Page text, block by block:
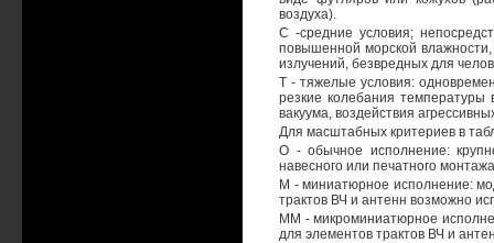
воздуха).
С -средние условия;
повышенной морской влажности,
излучений, безвредных для
Т - тяжелые условия:
резкие колебания
вакуума, воздействия
Для масштабных критериев в
О - обычное исполнение:
навесного или печатного
М - миниатюрное исполнение:
трактов ВЧ и антенн возможно
ММ - микроминиатюрное
для элементов трактов ВЧ и